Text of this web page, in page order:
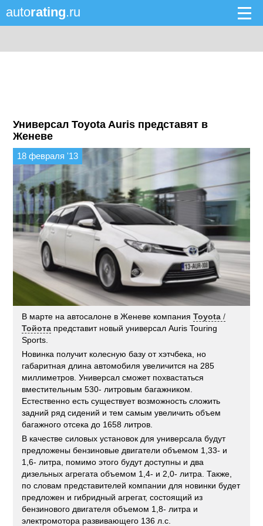
autorating.ru
Универсал Toyota Auris представят в
Женеве
18 февраля '13
В марте на автосалоне в Женеве компанияToyota /
Тойота представит новый универсал Auris Touring
Sports.
Новинка получит колесную базу от хэтчбека, но
габаритная длина автомобиля увеличится на 285
миллиметров. Универсал сможет похвастаться
вместительным 530- литровым багажником.
Естественно есть существует возможность сложить
задний ряд сидений и тем самым увеличить объем
багажного отсека до 1658 литров.
В качестве силовых установок для универсала будут
предложены бензиновые двигатели объемом 1,33- и
1,6- литра, помимо этого будут доступны и два
дизельных агрегата объемом 1,4- и 2,0- литра. Также,
по словам представителей компании для новинки будет
предложен и гибридный агрегат, состоящий из
бензинового двигателя объемом 1,8- литра и
электромотора развивающего 136 л.с.